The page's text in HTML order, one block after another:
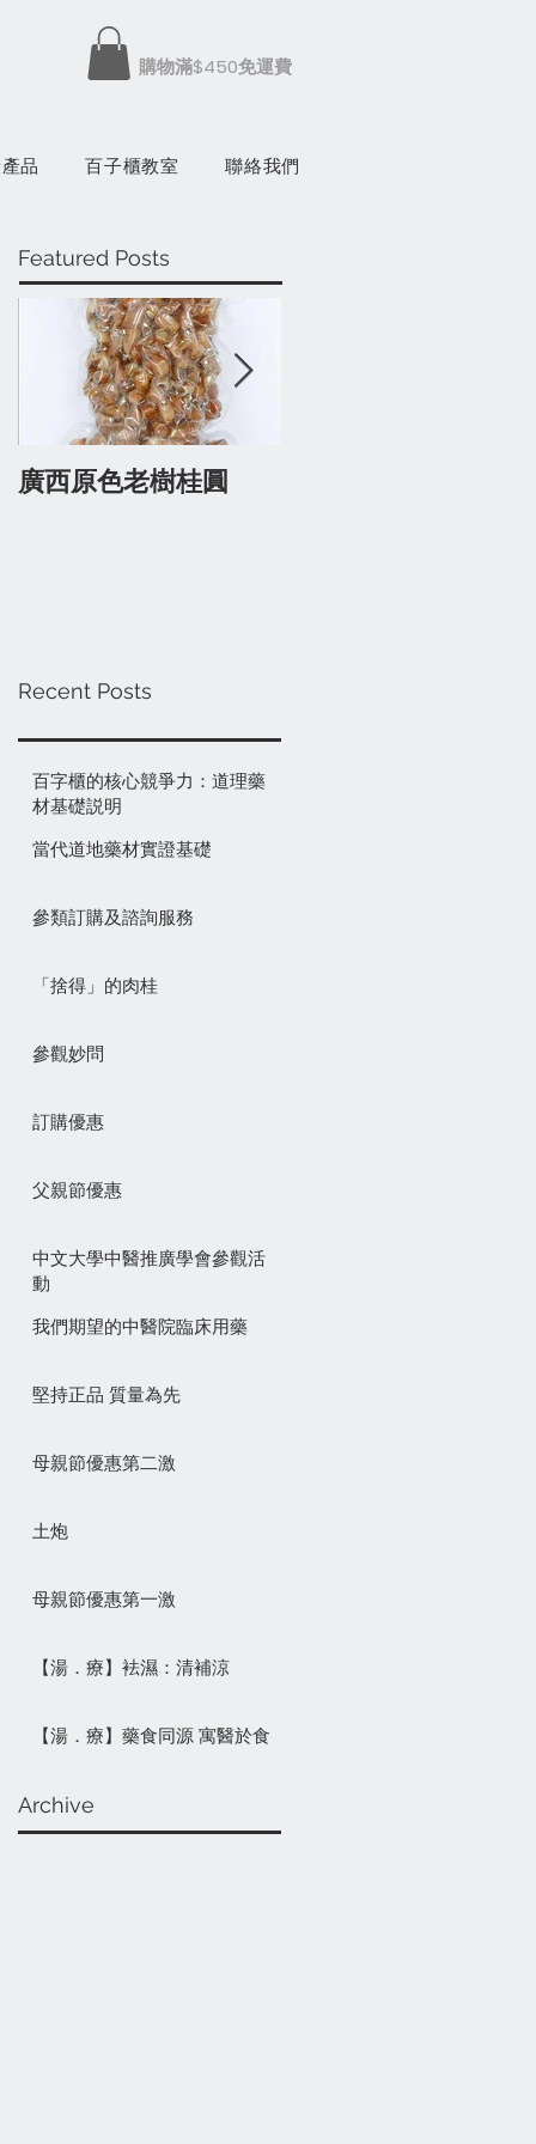
​購物滿$450免運費
品 百子櫃教室 聯絡我們
Featured Posts
廣西原色老樹桂圓
Recent Posts
百字櫃的核心競爭力：道理藥
材基礎説明
當代道地藥材實證基礎
參類訂購及諮詢服務
「捨得」的肉桂
參觀妙問
訂購優惠
父親節優惠
中文大學中醫推廣學會參觀活
動
我們期望的中醫院臨床用藥
堅持正品 質量為先
母親節優惠第二激
土炮
母親節優惠第一激
【湯．療】袪濕：清補涼
【湯．療】藥食同源 寓醫於食
Archive